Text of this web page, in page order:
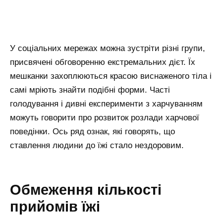
У соціальних мережах можна зустріти різні групи,
присвячені обговоренню екстремальних дієт. Їх
мешканки захоплюються красою виснаженого тіла і
самі мріють знайти подібні форми. Часті
голодування і дивні експерименти з харчуванням
можуть говорити про розвиток розлади харчової
поведінки. Ось ряд ознак, які говорять, що
ставлення людини до їжі стало нездоровим.
Обмеження кількості
прийомів їжі